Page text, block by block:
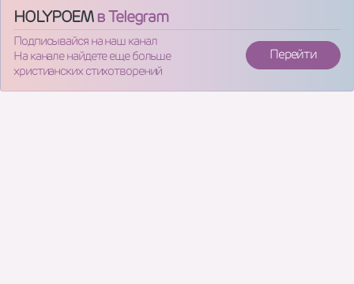
HOLYPOEMв Telegram
Подписывайся на наш канал
На канале найдете еще больше
христианских стихотворений
Перейти